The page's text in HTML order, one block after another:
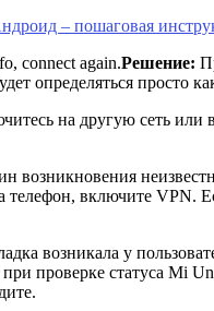
– пошаговая
connect again.Решение:
определяться просто
на другую сеть или
возникновения
включите VPN.
возникала у
проверке статуса Mi